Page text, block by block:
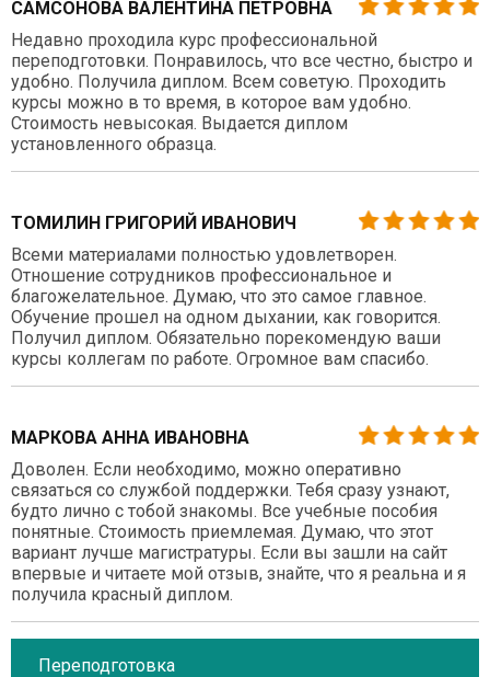
САМСОНОВА ВАЛЕНТИНА ПЕТРОВНА
Недавно проходила курс профессиональной
переподготовки. Понравилось, что все честно, быстро и
удобно. Получила диплом. Всем советую. Проходить
курсы можно в то время, в которое вам удобно.
Стоимость невысокая. Выдается диплом
установленного образца.
ТОМИЛИН ГРИГОРИЙ ИВАНОВИЧ
Всеми материалами полностью удовлетворен.
Отношение сотрудников профессиональное и
благожелательное. Думаю, что это самое главное.
Обучение прошел на одном дыхании, как говорится.
Получил диплом. Обязательно порекомендую ваши
курсы коллегам по работе. Огромное вам спасибо.
МАРКОВА АННА ИВАНОВНА
Доволен. Если необходимо, можно оперативно
связаться со службой поддержки. Тебя сразу узнают,
будто лично с тобой знакомы. Все учебные пособия
понятные. Стоимость приемлемая. Думаю, что этот
вариант лучше магистратуры. Если вы зашли на сайт
впервые и читаете мой отзыв, знайте, что я реальна и я
получила красный диплом.
Переподготовка